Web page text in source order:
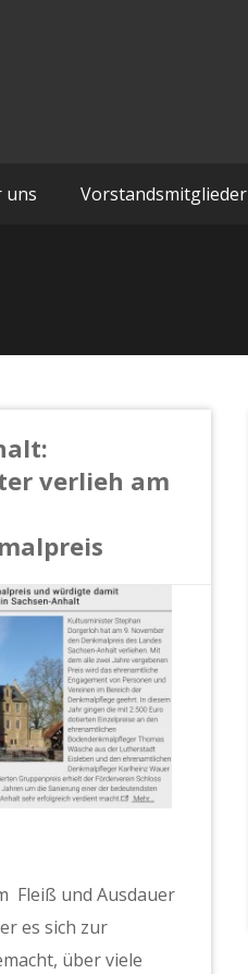
uns Vorstandsmitglieder
verlieh am
Fleiß und Ausdauer
es sich zur
über viele